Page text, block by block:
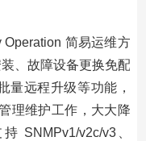
简易运维方
、故障设备更换免配
量远程升级等功能，
理维护工作，大大降
SNMPv1/v2c/v3、